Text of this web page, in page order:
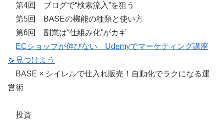
第4回 ブログで“検索流入”を狙う
第5回 BASEの機能の種類と使い方
第6回 副業は“仕組み化”がカギ
ECショップが伸びない Udemyでマーケティング講座
を見つけよう
BASE × シイレルで仕入れ販売！自動化でラクになる運
営術
投資